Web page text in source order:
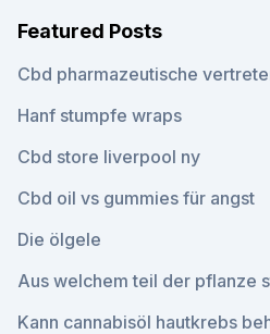
Featured Posts
Cbd pharmazeutische
Hanf stumpfe wraps
Cbd store liverpool ny
Cbd oil vs gummies für angst
Die ölgele
Aus welchem ​​teil der pflanze
Kann cannabisöl hautkrebs